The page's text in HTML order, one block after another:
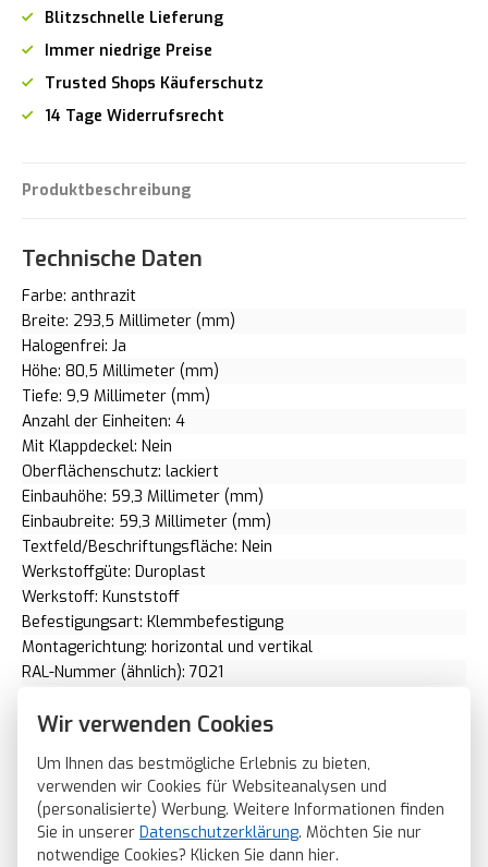
Wir verwenden Cookies
Um Ihnen das bestmögliche Erlebnis zu bieten,
verwenden wir Cookies für Websiteanalysen und
(personalisierte) Werbung. Weitere Informationen finden
Sie in unserer Datenschutzerklärung. Möchten Sie nur
notwendige Cookies? Klicken Sie dann hier.
Blitzschnelle Lieferung
Immer niedrige Preise
Trusted Shops Käuferschutz
14 Tage Widerrufsrecht
Produktbeschreibung
Technische Daten
Farbe: anthrazit
Breite: 293,5 Millimeter (mm)
Halogenfrei: Ja
Höhe: 80,5 Millimeter (mm)
Tiefe: 9,9 Millimeter (mm)
Anzahl der Einheiten: 4
Mit Klappdeckel: Nein
Oberflächenschutz: lackiert
Einbauhöhe: 59,3 Millimeter (mm)
Einbaubreite: 59,3 Millimeter (mm)
Textfeld/Beschriftungsfläche: Nein
Werkstoffgüte: Duroplast
Werkstoff: Kunststoff
Befestigungsart: Klemmbefestigung
Montagerichtung: horizontal und vertikal
RAL-Nummer (ähnlich): 7021
Schutzart (IP): IP20
Transparent: Nein
Ausführung der Oberfläche: matt
Geeignet für Geräteeinbaukanal: Ja
Geeignet für Unterputz-Installation: Ja